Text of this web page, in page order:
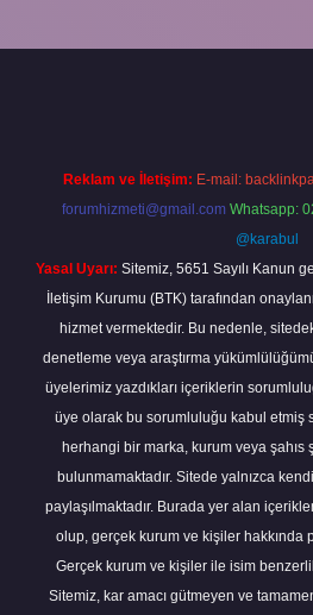
Reklam ve İletişim: E-mail:
forumhizmeti@gmail.com Whatsapp:
@karabul
Yasal Uyarı: Sitemiz, 5651 Sayılı Kanun
İletişim Kurumu (BTK) tarafından
hizmet vermektedir. Bu nedenle,
denetleme veya araştırma
üyelerimiz yazdıkları içeriklerin
üye olarak bu sorumluluğu kabul etmiş
herhangi bir marka, kurum veya şahıs
bulunmamaktadır. Sitede yalnızca
paylaşılmaktadır. Burada yer alan
olup, gerçek kurum ve kişiler hakkında
Gerçek kurum ve kişiler ile isim
Sitemiz, kar amacı gütmeyen ve